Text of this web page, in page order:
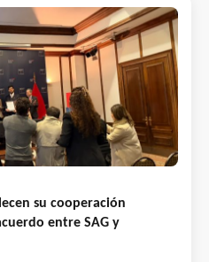
su cooperación
entre SAG y